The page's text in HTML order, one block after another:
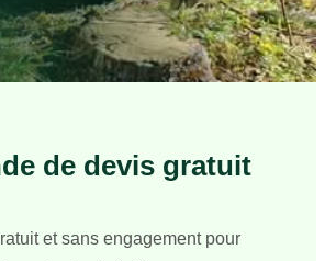
de devis gratuit
et sans engagement pour